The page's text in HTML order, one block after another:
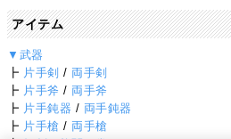
アイテム
▼武器
┣ 片手剣 / 両手剣
┣ 片手斧 / 両手斧
┣ 片手鈍器 / 両手鈍器
┣ 片手槍 / 両手槍